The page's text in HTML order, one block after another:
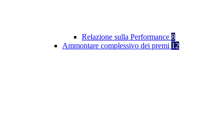
Relazione sulla Performance 8
Ammontare complessivo dei premi 12